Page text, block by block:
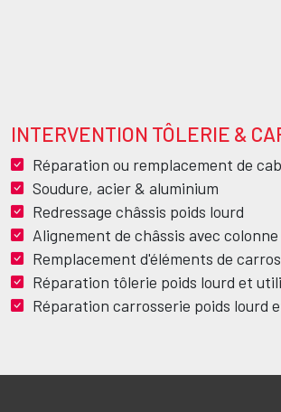
Texte
INTERVENTION TÔLERIE &
Réparation ou remplacement de
Soudure, acier & aluminium
Redressage châssis poids lourd
Alignement de châssis avec
Remplacement d'éléments de
Réparation tôlerie poids lourd et
Réparation carrosserie poids lourd